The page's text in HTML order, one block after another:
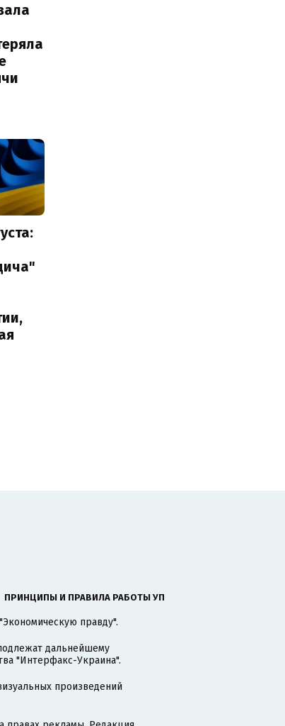
ПРИНЦИПЫ И ПРАВИЛА РАБОТЫ УП
правду".
дальнейшему
"Интерфакс-Украина".
произведений